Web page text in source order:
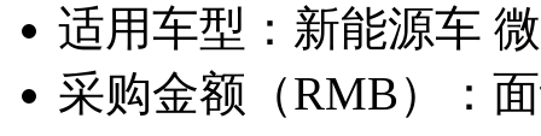
适用车型： 新能源车
采购金额（RMB）：